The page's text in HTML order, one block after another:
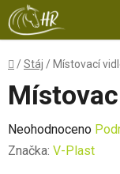
Přejít
na
obsah
Domů
/Stáj / Místovací
Průměrné
hodnocení
Neohodnoceno
Značka: V-Plast